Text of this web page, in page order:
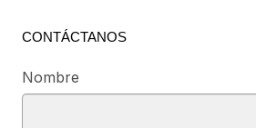
CONTÁCTANOS
Nombre